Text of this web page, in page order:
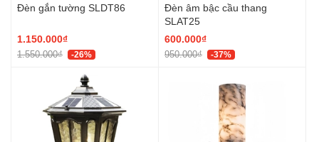
Đèn gắn tường SLDT86
1.150.000₫
1.550.000₫ -26%
Đèn âm bậc cầu thang
SLAT25
600.000₫
950.000₫ -37%